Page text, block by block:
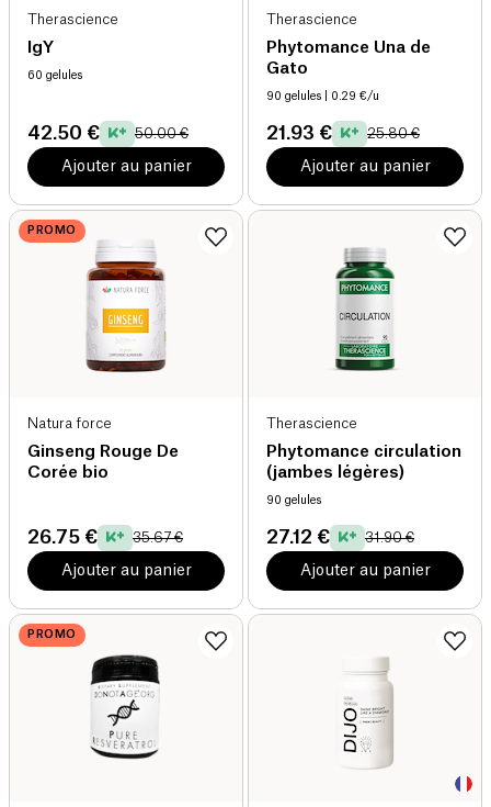
Therascience
IgY
60 gelules
42.50 € 50.00 €
Ajouter au panier
Therascience
Phytomance Una de
Gato
90 gelules | 0.29 €/u
21.93 € 25.80 €
Ajouter au panier
PROMO
Natura force
Ginseng Rouge De
Corée bio
26.75 € 35.67 €
Ajouter au panier
Therascience
Phytomance circulation
(jambes légères)
90 gelules
27.12 € 31.90 €
Ajouter au panier
PROMO